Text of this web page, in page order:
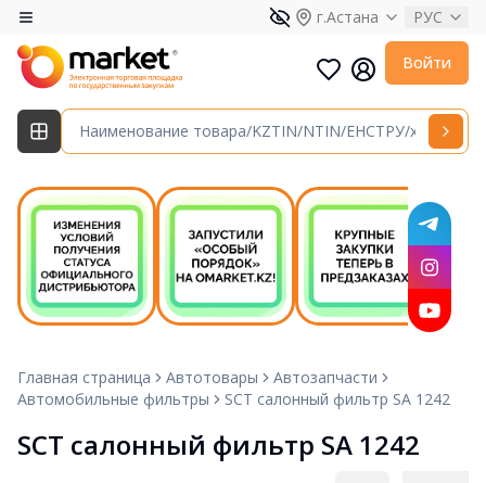
г.Астана РУС
Войти
Главная страница Автотовары
Автозапчасти
Автомобильные фильтры
SCT салонный фильтр SA 1242
SCT салонный фильтр SA 1242